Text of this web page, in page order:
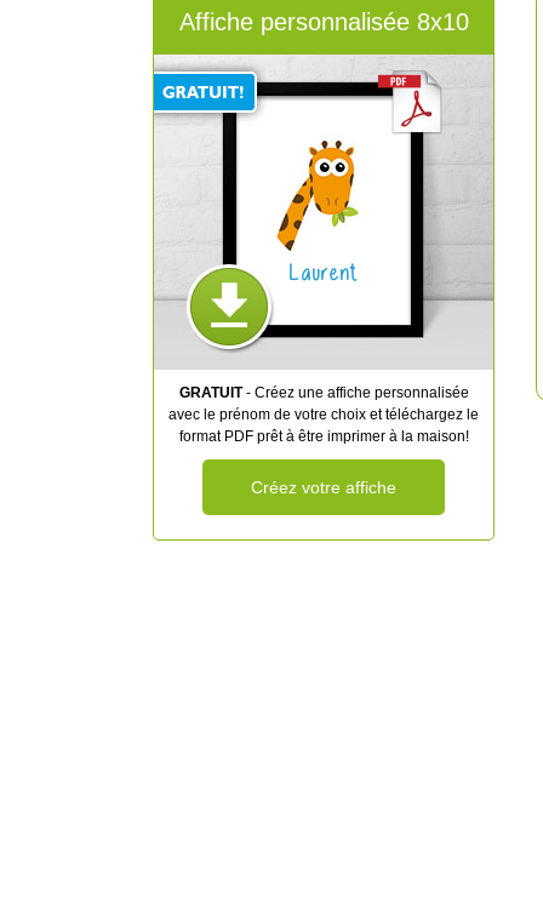
Affiche personnalisée 8x10
Laurent
GRATUIT- Créez une affiche personnalisée
avec le prénom de votre choix et téléchargez le
format PDF prêt à être imprimer à la maison!
Créez votre affiche